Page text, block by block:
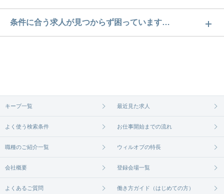
23区の接客/サービス求人数は12件です。どのような
求人があるかぜひチェックしてみてください。
条件に合う求人が見つからず困っています…
無料相談の登録はコチラから
キープ一覧 最近見た求人
よく使う検索条件 お仕事開始までの流れ
職種のご紹介一覧 ウィルオブの特長
会社概要 登録会場一覧
よくあるご質問 働き方ガイド（はじめての方）